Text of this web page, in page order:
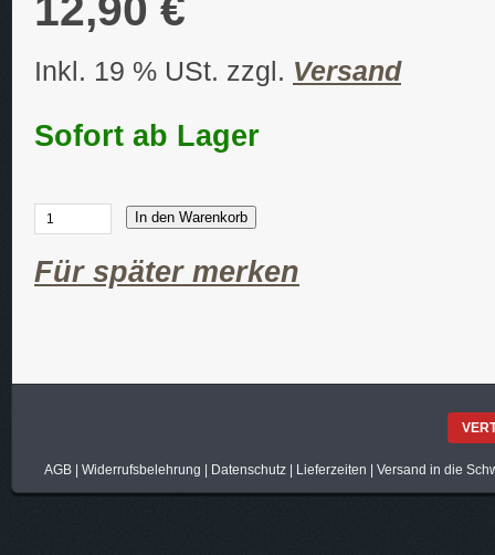
Inkl. 19 % USt. zzgl. Versand
Sofort ab Lager
In den Warenkorb
Für später merken
AGB| Widerrufsbelehrung | Datenschutz| Lieferzeiten | Versand in die